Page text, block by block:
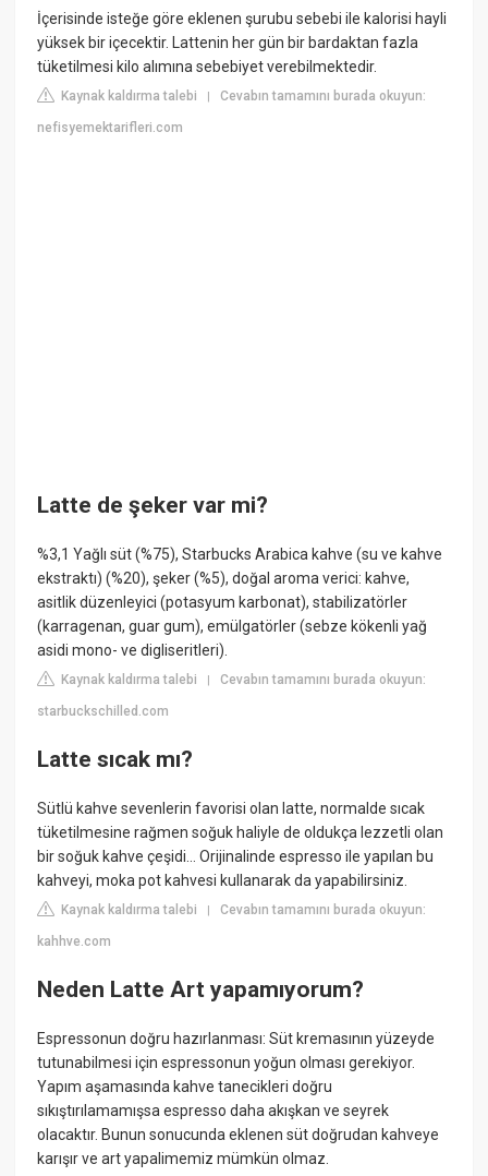
İçerisinde isteğe göre eklenen şurubu sebebi ile kalorisi hayli
yüksek bir içecektir. Lattenin her gün bir bardaktan fazla
tüketilmesi kilo alımına sebebiyet verebilmektedir.
Kaynak kaldırma talebi |Cevabın tamamını burada okuyun:
nefisyemektarifleri.com
Latte de şeker var mi?
%3,1 Yağlı süt (%75), Starbucks Arabica kahve (su ve kahve
ekstraktı) (%20), şeker (%5), doğal aroma verici: kahve,
asitlik düzenleyici (potasyum karbonat), stabilizatörler
(karragenan, guar gum), emülgatörler (sebze kökenli yağ
asidi mono- ve digliseritleri).
Kaynak kaldırma talebi |Cevabın tamamını burada okuyun:
starbuckschilled.com
Latte sıcak mı?
Sütlü kahve sevenlerin favorisi olan latte, normalde sıcak
tüketilmesine rağmen soğuk haliyle de oldukça lezzetli olan
bir soğuk kahve çeşidi… Orijinalinde espresso ile yapılan bu
kahveyi, moka pot kahvesi kullanarak da yapabilirsiniz.
Kaynak kaldırma talebi |Cevabın tamamını burada okuyun:
kahhve.com
Neden Latte Art yapamıyorum?
Espressonun doğru hazırlanması: Süt kremasının yüzeyde
tutunabilmesi için espressonun yoğun olması gerekiyor.
Yapım aşamasında kahve tanecikleri doğru
sıkıştırılamamışsa espresso daha akışkan ve seyrek
olacaktır. Bunun sonucunda eklenen süt doğrudan kahveye
karışır ve art yapalimemiz mümkün olmaz.